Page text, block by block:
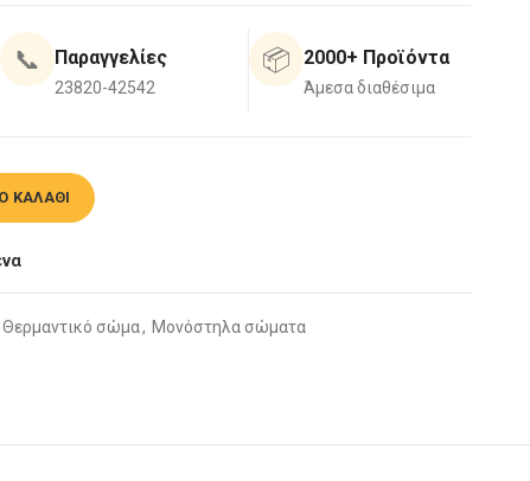
📞 Παραγγελίες
23820-42542
📦 2000+ Προϊόντα
Άμεσα διαθέσιμα
h ποσότητα
ΚΑΛΆΘΙ
Θερμαντικό σώμα, Μονόστηλα σώματα